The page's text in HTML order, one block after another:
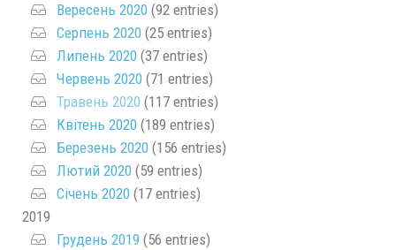
Вересень 2020 (92 entries)
Серпень 2020 (25 entries)
Липень 2020 (37 entries)
Червень 2020 (71 entries)
Травень 2020 (117 entries)
Квітень 2020 (189 entries)
Березень 2020 (156 entries)
Лютий 2020 (59 entries)
Січень 2020 (17 entries)
2019
Грудень 2019 (56 entries)